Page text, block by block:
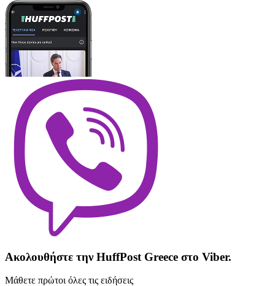
Ακολουθήστε την HuffPost Greece στο Viber.
Μάθετε πρώτοι όλες τις ειδήσεις